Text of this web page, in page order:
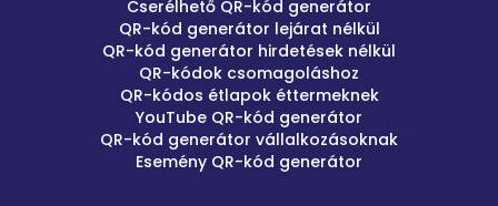
Cserélhető QR-kód generátor
QR-kód generátor lejárat nélkül
QR-kód generátor hirdetések nélkül
QR-kódok csomagoláshoz
QR-kódos étlapok éttermeknek
YouTube QR-kód generátor
QR-kód generátor vállalkozásoknak
Esemény QR-kód generátor